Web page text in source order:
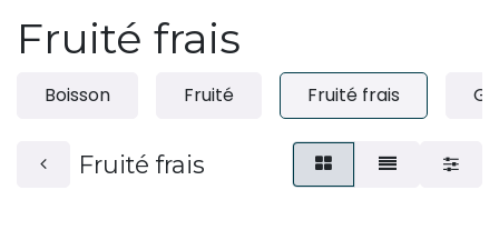
Fruité frais
Boisson Fruité Fruité frais
Fruité frais